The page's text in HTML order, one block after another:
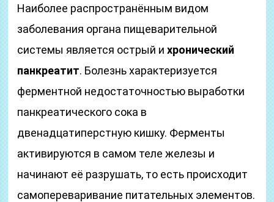
Наиболее распространённым видом
заболевания органа пищеварительной
системы является острый ихронический
панкреатит. Болезнь характеризуется
ферментной недостаточностью выработки
панкреатического сока в
двенадцатиперстную кишку. Ферменты
активируются в самом теле железы и
начинают её разрушать, то есть происходит
самопереваривание питательных элементов.